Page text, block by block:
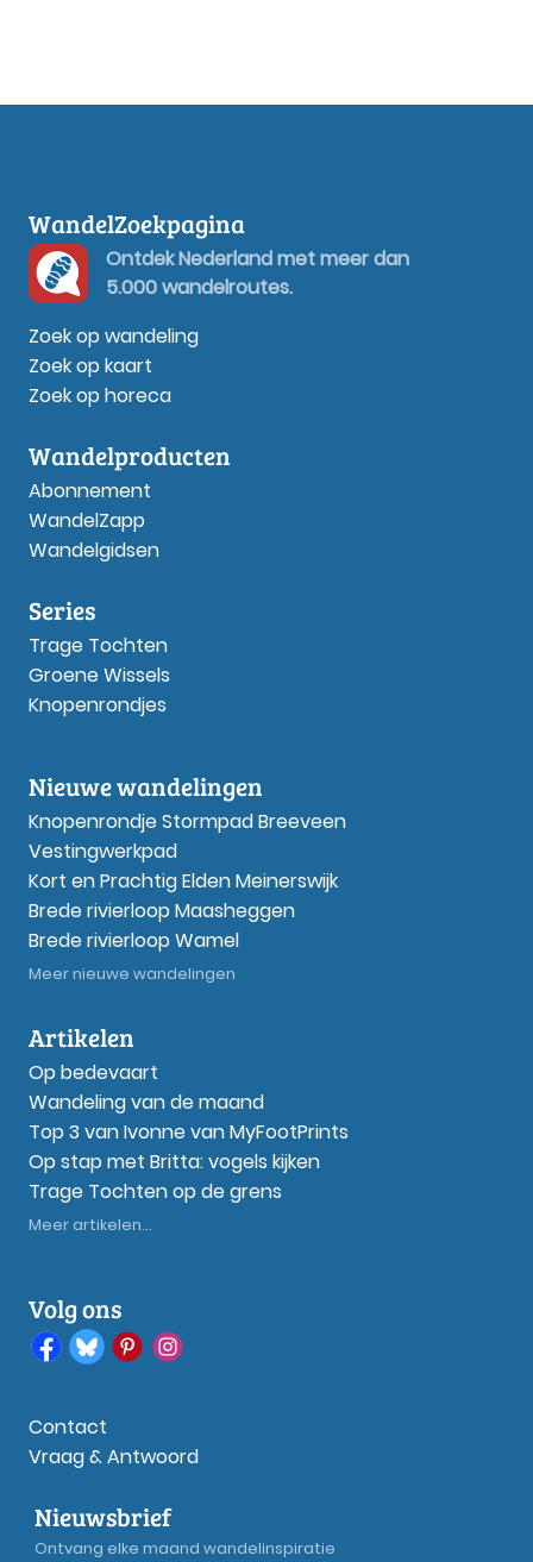
WandelZoekpagina
Ontdek Nederland met meer dan
5.000 wandelroutes.
Zoek op wandeling
Zoek op kaart
Zoek op horeca
Wandelproducten
Abonnement
WandelZapp
Wandelgidsen
Series
Trage Tochten
Groene Wissels
Knopenrondjes
Nieuwe wandelingen
Knopenrondje Stormpad Breeveen
Vestingwerkpad
Kort en Prachtig Elden Meinerswijk
Brede rivierloop Maasheggen
Brede rivierloop Wamel
Meer nieuwe wandelingen
Artikelen
Op bedevaart
Wandeling van de maand
Top 3 van Ivonne van MyFootPrints
Op stap met Britta: vogels kijken
Trage Tochten op de grens
Meer artikelen...
Volg ons
Contact
Vraag & Antwoord
Nieuwsbrief
Ontvang elke maand wandelinspiratie